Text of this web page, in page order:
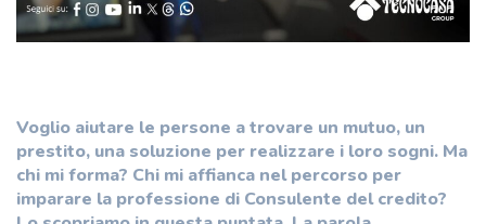
Voglio aiutare le persone a trovare un mutuo, un
prestito, una soluzione per realizzare i loro sogni. Ma
chi mi forma? Chi mi affianca nel percorso per
imparare la professione di Consulente del credito?